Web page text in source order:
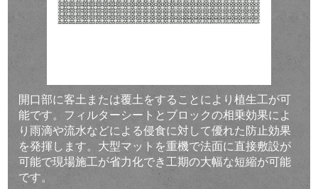
開口部に客土または覆土をすることにより植生工が可
能です。フィルターシートとブロックの相乗効果によ
り雨滴や流水などによる侵食に対して優れた防止効果
を発揮します。大型マットを重機で法面に直接敷設が
可能で現場施工が省力化でき工期の大幅な短縮が可能
です。